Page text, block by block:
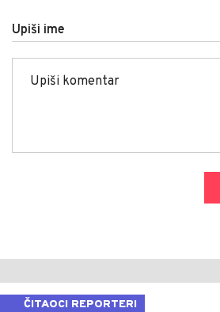
Upiši ime
ČITAOCI REPORTERI